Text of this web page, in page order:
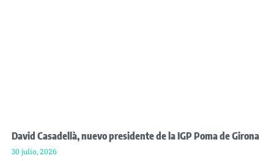
David Casadellà, nuevo presidente de la IGP Poma de Girona
30 julio, 2026